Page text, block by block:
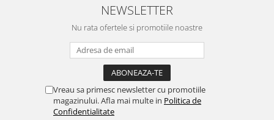
Produse incontinenta
NEWSLETTER
Nu rata ofertele si promotiile noastre
Vreau sa primesc newsletter cu promotiile
magazinului. Afla mai multe in Politica de
Confidentialitate